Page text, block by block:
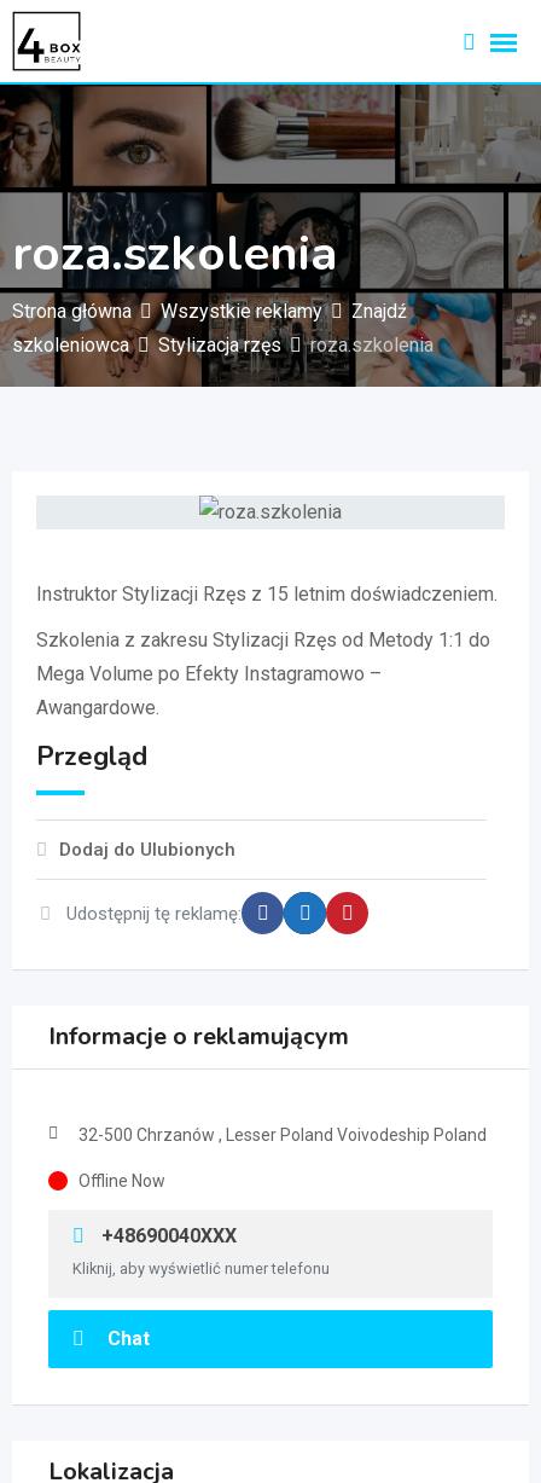
Przejdź
do
treści
roza.szkolenia
Strona główna Wszystkie reklamy
Znajdź
szkoleniowca
Stylizacja rzęs roza.szkolenia
Instruktor Stylizacji Rzęs z 15 letnim doświadczeniem.
Szkolenia z zakresu Stylizacji Rzęs od Metody 1:1 do
Mega Volume po Efekty Instagramowo –
Awangardowe.
Przegląd
Dodaj do Ulubionych
Udostępnij tę reklamę:
Informacje o reklamującym
32-500 Chrzanów , Lesser Poland Voivodeship Poland
Offline Now
+48690040XXX
Kliknij, aby wyświetlić numer telefonu
Chat
Lokalizacja